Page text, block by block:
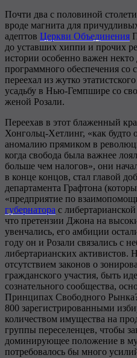
Почти два с половиной
вроде магнита для
адептов Церкви Объединения
до уставших хиппи и прочих
истории особенно важен
программного обеспечения со
переехал из жутко
усадьбу в Нью-Гемпшире со
женой Розали.
Переехав в этот блаженный
Хонгольц-Хетлинг, «как
аномалию прямиком в
когда свобода была важнее
больше чем налогов», они
в конце концов, стал главой
департамента Графтона
«предприятие по
губернатора с
что претензии Джона на
увенчались, его амбиции
году он и Розали связались с
либертарианских активистов.
отсутствием законов о
гражданского участия, быть
сознательного сообщества,
Принципах Свободного
800 зарегистрированными
количеством имущества на
группы переселенцев, чтобы
доминирующее положение в
потребовалось бы много